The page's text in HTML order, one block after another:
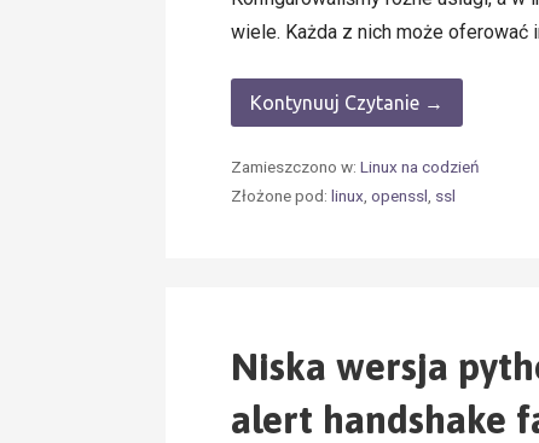
wiele. Każda z nich może oferować
Kontynuuj Czytanie →
Zamieszczono w:Linux na codzień
Złożone pod:linux,openssl, ssl
Niska wersja
alert handshake